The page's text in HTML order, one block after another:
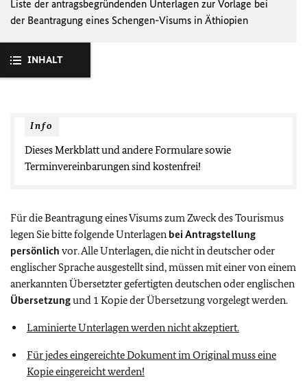
Liste der antragsbegründenden Unterlagen zur Vorlage bei
der Beantragung eines Schengen-Visums in Äthiopien
INHALT
Info
Dieses Merkblatt und andere Formulare sowie
Terminvereinbarungen sind kostenfrei!
Für die Beantragung eines Visums zum Zweck des Tourismus
legen Sie bitte folgende Unterlagen bei Antragstellung
persönlich vor. Alle Unterlagen, die nicht in deutscher oder
englischer Sprache ausgestellt sind, müssen mit einer von einem
anerkannten Übersetzter gefertigten deutschen oder englischen
Übersetzungund 1 Kopie der Übersetzung vorgelegt werden.
Laminierte Unterlagen werden nicht akzeptiert.
Für jedes eingereichte Dokument im Original muss eine
Kopie eingereicht werden!